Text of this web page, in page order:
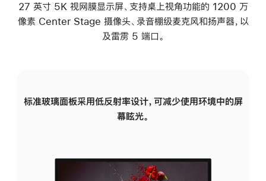
27 英寸 5K 视网膜显示屏、支持桌上视角功能的 1200 万
像素 Center Stage 摄像头、录音棚级麦克风和扬声器，以
及雷雳 5 端口。
标准玻璃面板采用低反射率设计，可减少使用环境中的屏
幕眩光。